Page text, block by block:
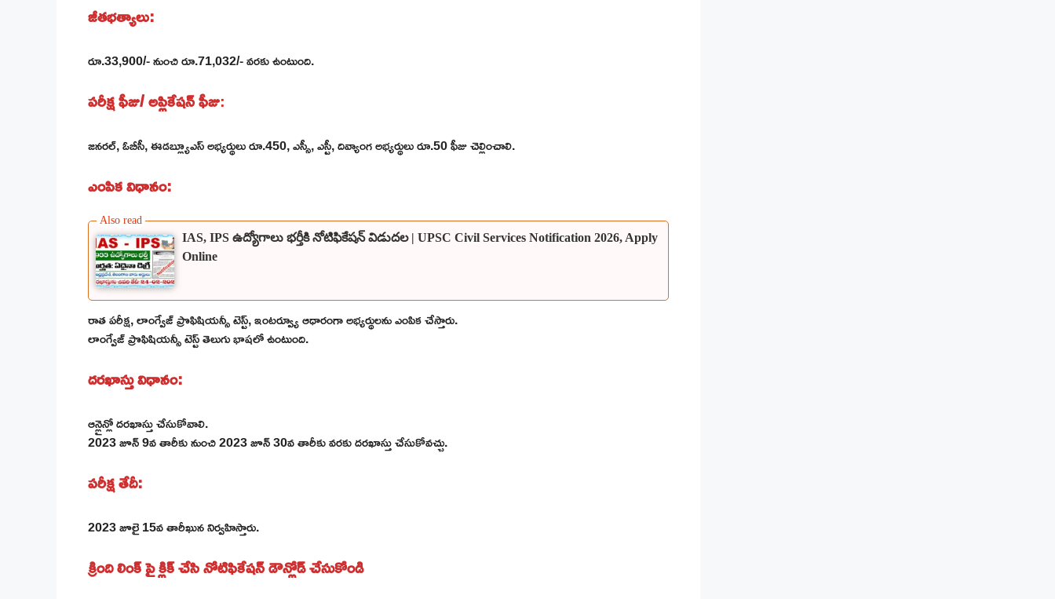
జీతభత్యాలు:
రూ.33,900/- నుంచి రూ.71,032/- వరకు ఉంటుంది.
పరీక్ష ఫీజు/ అప్లికేషన్ ఫీజు:
జనరల్, ఓబీసీ, ఈడబ్ల్యూఎస్ అభ్యర్థులు రూ.450, ఎస్సీ, ఎస్టీ, దివ్యాంగ అభ్యర్థులు రూ.50 ఫీజు చెల్లించాలి.
ఎంపిక విధానం:
IAS, IPS ఉద్యోగాలు భర్తీకి నోటిఫికేషన్ విడుదల | UPSC Civil Services Notification 2026, Apply
Online
రాత పరీక్ష, లాంగ్వేజ్ ప్రొఫిషియన్సీ టెస్ట్, ఇంటర్వ్యూ ఆధారంగా అభ్యర్థులను ఎంపిక చేస్తారు.
లాంగ్వేజ్ ప్రొఫిషియన్సీ టెస్ట్ తెలుగు భాషలో ఉంటుంది.
దరఖాస్తు విధానం:
ఆన్లైన్లో దరఖాస్తు చేసుకోవాలి.
2023 జూన్ 9వ తారీకు నుంచి 2023 జూన్ 30వ తారీకు వరకు దరఖాస్తు చేసుకోవచ్చు.
పరీక్ష తేదీ:
2023 జూలై 15వ తారీఖున నిర్వహిస్తారు.
క్రింది లింక్ పై క్లిక్ చేసి నోటిఫికేషన్ డౌన్లోడ్ చేసుకోండి